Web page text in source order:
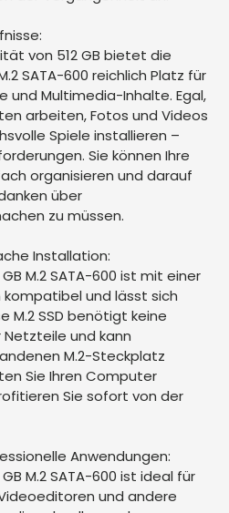
von 512 GB bietet die
SATA-600 reichlich Platz für
und Multimedia-Inhalte. Egal,
arbeiten, Fotos und Videos
Spiele installieren –
Sie können Ihre
organisieren und darauf
über
zu müssen.
Installation:
GB M.2 SATA-600 ist mit einer
und lässt sich
M.2 SSD benötigt keine
und kann
M.2-Steckplatz
Sie Ihren Computer
Sie sofort von der
Anwendungen:
M.2 SATA-600 ist ideal für
und andere